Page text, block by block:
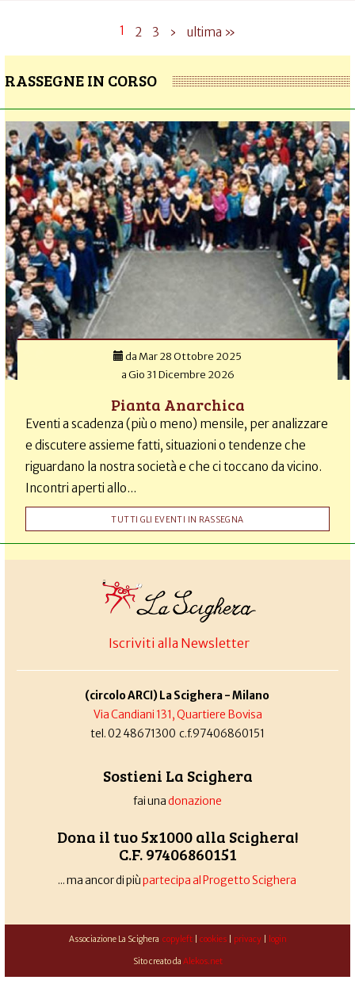
1 2 3 › ultima »
RASSEGNE IN CORSO
da Mar 28 Ottobre 2025
aGio 31 Dicembre 2026
Pianta Anarchica
Eventi a scadenza (più o meno) mensile, per analizzare
e discutere assieme fatti, situazioni o tendenze che
riguardano la nostra società e che ci toccano da vicino.
Incontri aperti allo...
TUTTI GLI EVENTI IN RASSEGNA
Iscriviti alla Newsletter
(circolo ARCI) La Scighera - Milano
Via Candiani 131, Quartiere Bovisa
tel. 02 48671300 c.f.97406860151
Sostieni La Scighera
fai unadonazione
Dona il tuo 5x1000 alla Scighera!
C.F. 97406860151
... ma ancor di piùpartecipa al Progetto Scighera
Associazione La Scighera copyleft| cookies| privacy| login
Sito creato da Alekos.net